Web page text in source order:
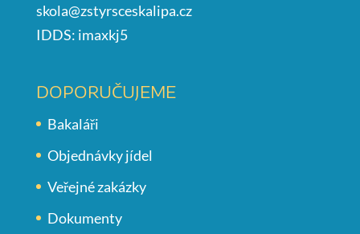
skola@zstyrsceskalipa.cz
IDDS: imaxkj5
DOPORUČUJEME
Bakaláři
Objednávky jídel
Veřejné zakázky
Dokumenty